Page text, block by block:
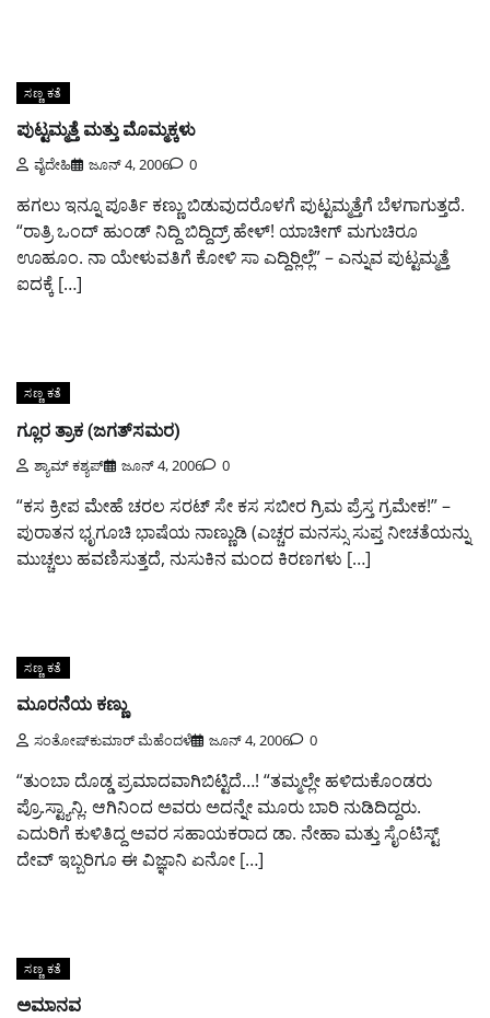
ಸಣ್ಣ ಕತೆ
ಪುಟ್ಟಮ್ಮತ್ತೆ ಮತ್ತು ಮೊಮ್ಮಕ್ಕಳು
ವೈದೇಹಿ ಜೂನ್ 4, 2006 0
ಹಗಲು ಇನ್ನೂ ಪೂರ್ತಿ ಕಣ್ಣು ಬಿಡುವುದರೊಳಗೆ ಪುಟ್ಟಮ್ಮತ್ತೆಗೆ ಬೆಳಗಾಗುತ್ತದೆ.
“ರಾತ್ರಿ ಒಂದ್ ಹುಂಡ್ ನಿದ್ದಿ ಬಿದ್ದಿದ್ರ್ ಹೇಳ್! ಯಾಚೀಗ್ ಮಗುಚಿರೂ
ಊಹೂಂ. ನಾ ಯೇಳುವತಿಗೆ ಕೋಳಿ ಸಾ ಎದ್ದಿರ್‍ಲಿಲ್ಲೆ” – ಎನ್ನುವ ಪುಟ್ಟಮ್ಮತ್ತೆ
ಐದಕ್ಕೆ […]
ಸಣ್ಣ ಕತೆ
ಗ್ಲೂರ ತ್ರಾಕ (ಜಗತ್‌ಸಮರ)
ಶ್ಯಾಮ್ ಕಶ್ಯಪ್ ಜೂನ್ 4, 2006 0
“ಕಸ ಕ್ರೀಪ ಮೇಹೆ ಚರಲ ಸರಟ್ ಸೇ ಕಸ ಸಬೀರ ಗ್ರಿಮ ಪ್ರೆಸ್ತ ಗ್ರಮೇಕ!” –
ಪುರಾತನ ಭೃಗೂಚಿ ಭಾಷೆಯ ನಾಣ್ಣುಡಿ (ಎಚ್ಚರ ಮನಸ್ಸು ಸುಪ್ತ ನೀಚತೆಯನ್ನು
ಮುಚ್ಚಲು ಹವಣಿಸುತ್ತದೆ, ನುಸುಕಿನ ಮಂದ ಕಿರಣಗಳು […]
ಸಣ್ಣ ಕತೆ
ಮೂರನೆಯ ಕಣ್ಣು
ಸಂತೋಷ್‌ಕುಮಾರ್ ಮೆಹೆಂದಳೆ ಜೂನ್ 4, 2006 0
“ತುಂಬಾ ದೊಡ್ಡ ಪ್ರಮಾದವಾಗಿಬಿಟ್ಟಿದೆ…! “ತಮ್ಮಲ್ಲೇ ಹಳಿದುಕೊಂಡರು
ಪ್ರೊ.ಸ್ಟ್ಯಾನ್ಲಿ. ಆಗಿನಿಂದ ಅವರು ಅದನ್ನೇ ಮೂರು ಬಾರಿ ನುಡಿದಿದ್ದರು.
ಎದುರಿಗೆ ಕುಳಿತಿದ್ದ ಅವರ ಸಹಾಯಕರಾದ ಡಾ. ನೇಹಾ ಮತ್ತು ಸೈಂಟಿಸ್ಟ್
ದೇವ್ ಇಬ್ಬರಿಗೂ ಈ ವಿಜ್ಞಾನಿ ಏನೋ […]
ಸಣ್ಣ ಕತೆ
ಅಮಾನವ